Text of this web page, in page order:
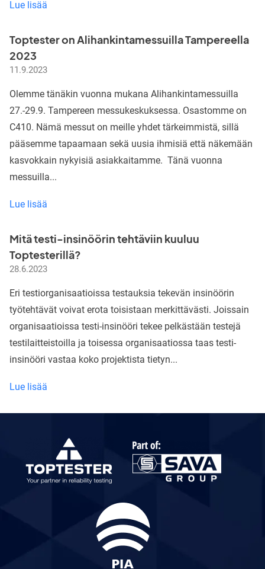
Lue lisää
testeissä
Toptester on Alihankintamessuilla Tampereella
2023
11.9.2023
Olemme tänäkin vuonna mukana Alihankintamessuilla
27.-29.9. Tampereen messukeskuksessa. Osastomme on
C410. Nämä messut on meille yhdet tärkeimmistä, sillä
pääsemme tapaamaan sekä uusia ihmisiä että näkemään
kasvokkain nykyisiä asiakkaitamme. Tänä vuonna
messuilla...
Lue lisää
Alihankintamessuilla
Tampereella
2023
Mitä testi-insinöörin tehtäviin kuuluu
Toptesterillä?
28.6.2023
Eri testiorganisaatioissa testauksia tekevän insinöörin
työtehtävät voivat erota toisistaan merkittävästi. Joissain
organisaatioissa testi-insinööri tekee pelkästään testejä
testilaitteistoilla ja toisessa organisaatiossa taas testi-
insinööri vastaa koko projektista tietyn...
Lue lisää
insinöörin
kuuluu
Toptesterillä?